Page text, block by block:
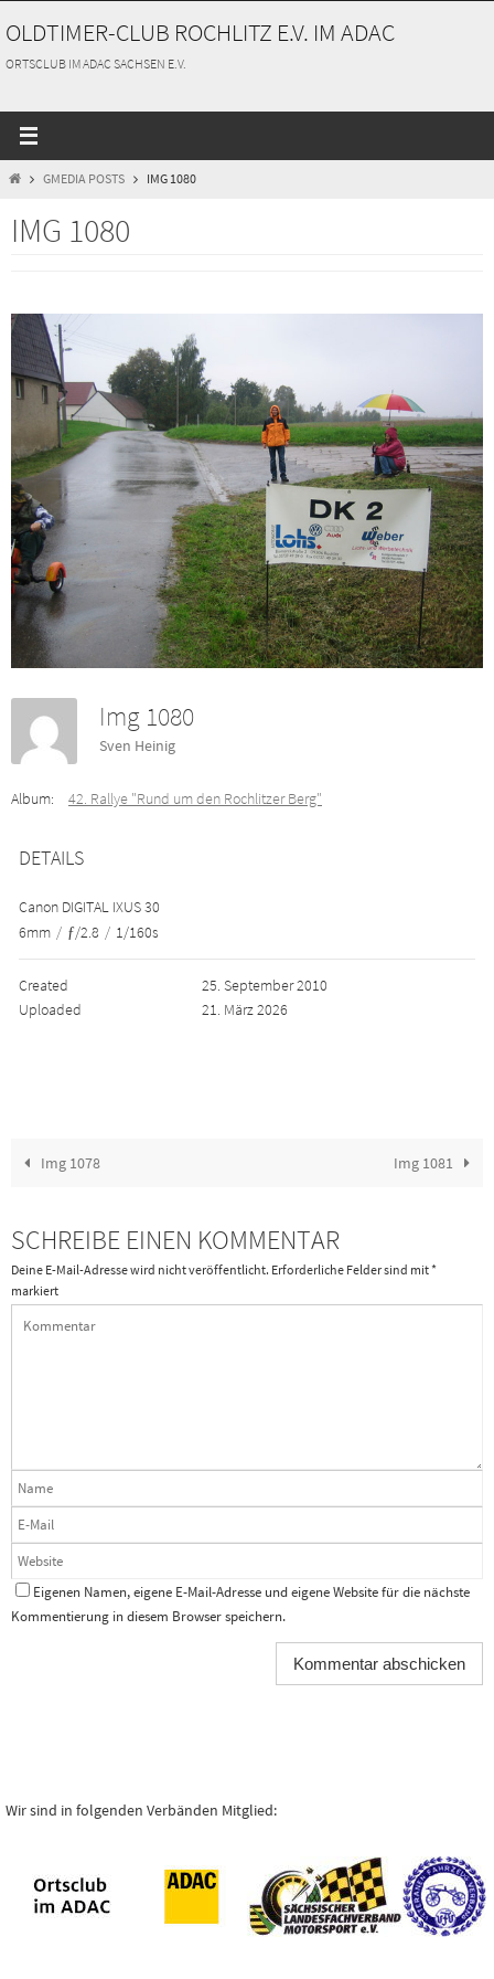
Inhalt
springen
OLDTIMER-CLUB ROCHLITZ E.V. IM ADAC
ORTSCLUB IM ADAC SACHSEN E.V.
STARTGMEDIA POSTS IMG 1080
IMG 1080
Img 1080
Sven Heinig
Album: 42. Rallye "Rund um den Rochlitzer Berg"
DETAILS
Canon DIGITAL IXUS 30
6mm / ƒ/2.8 / 1/160s
Created
25. September 2010
Uploaded
21. März 2026
Img 1078 Img 1081
SCHREIBE EINEN KOMMENTAR
Deine E-Mail-Adresse wird nicht veröffentlicht. Erforderliche Felder sind mit*
markiert
Eigenen Namen, eigene E-Mail-Adresse und eigene Website für die nächste
Kommentierung in diesem Browser speichern.
Wir sind in folgenden Verbänden Mitglied: